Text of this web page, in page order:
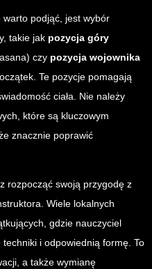
podjąć, jest wybór
takie jak pozycja góry
czy pozycja wojownika
Te pozycje pomagają
ciała. Nie należy
które są kluczowym
znacznie poprawić
rozpocząć swoją przygodę z
Wiele lokalnych
gdzie nauczyciel
i odpowiednią formę. To
a także wymianę